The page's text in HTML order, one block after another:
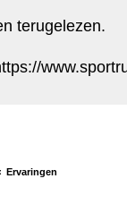
terugelezen.
Ervaringen